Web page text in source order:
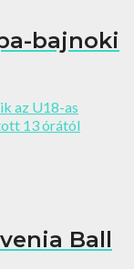
bajnoki
az U18-as
13 órától
Ball